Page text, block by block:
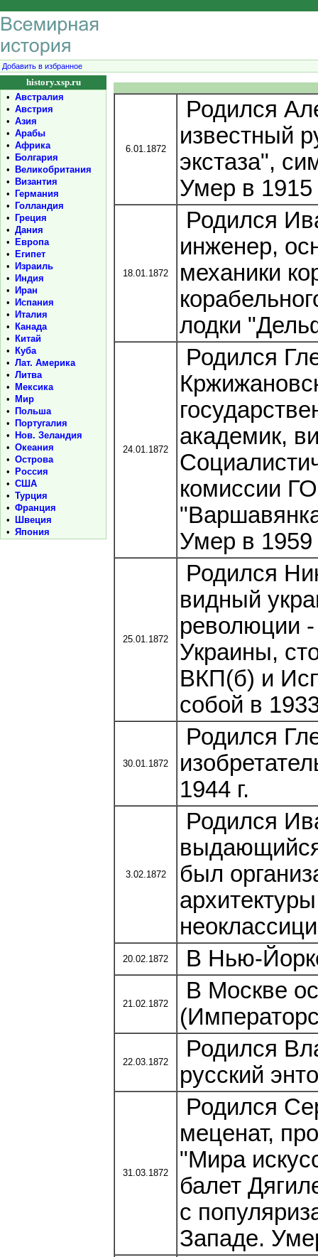
Добавить в избранное
history.xsp.ru
• Австралия
• Австрия
• Азия
• Арабы
• Африка
•
Болгария
•
Великобритания
•
Византия
•
Германия
•
Голландия
•
Греция
• Дания
•
Европа
•
Египет
•
Израиль
•
Индия
•
Иран
•
Испания
•
Италия
•
Канада
•
Китай
•
Куба
• Лат. Америка
• Литва
•
Мексика
•
Мир
•
Польша
•
Португалия
•
Нов. Зеландия
• Океания
• Острова
•
Россия
• США
• Турция
• Франция
•
Швеция
• Япония
6.01.1872
Родился
известный
экстаза",
Умер в 1915
18.01.1872
Родился
инженер,
механики
лодки
24.01.1872
Родился
академик,
комиссии
Умер в 1959
25.01.1872
Родился
видный
революции -
Украины,
ВКП(б) и
собой в
30.01.1872
Родился
1944 г.
3.02.1872
Родился
выдающийся
был
20.02.1872 В Нью-
21.02.1872
В Москве
22.03.1872
Родился
русский
31.03.1872
Родился
меценат,
"Мира
балет
с
Западе.